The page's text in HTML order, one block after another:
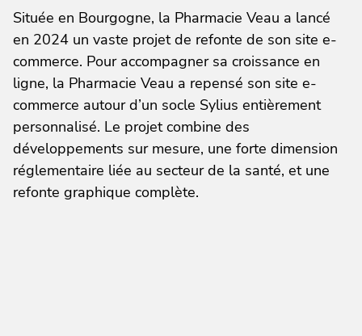
Située en Bourgogne, la Pharmacie Veau a lancé
en 2024 un vaste projet de refonte de son site e-
commerce. Pour accompagner sa croissance en
ligne, la Pharmacie Veau a repensé son site e-
commerce autour d’un socle Sylius entièrement
personnalisé. Le projet combine des
développements sur mesure, une forte dimension
réglementaire liée au secteur de la santé, et une
refonte graphique complète.